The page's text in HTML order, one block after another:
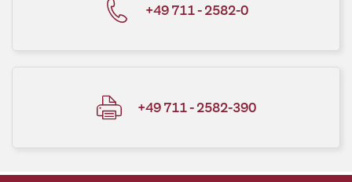
+49 711 - 2582-0
+49 711 - 2582-390